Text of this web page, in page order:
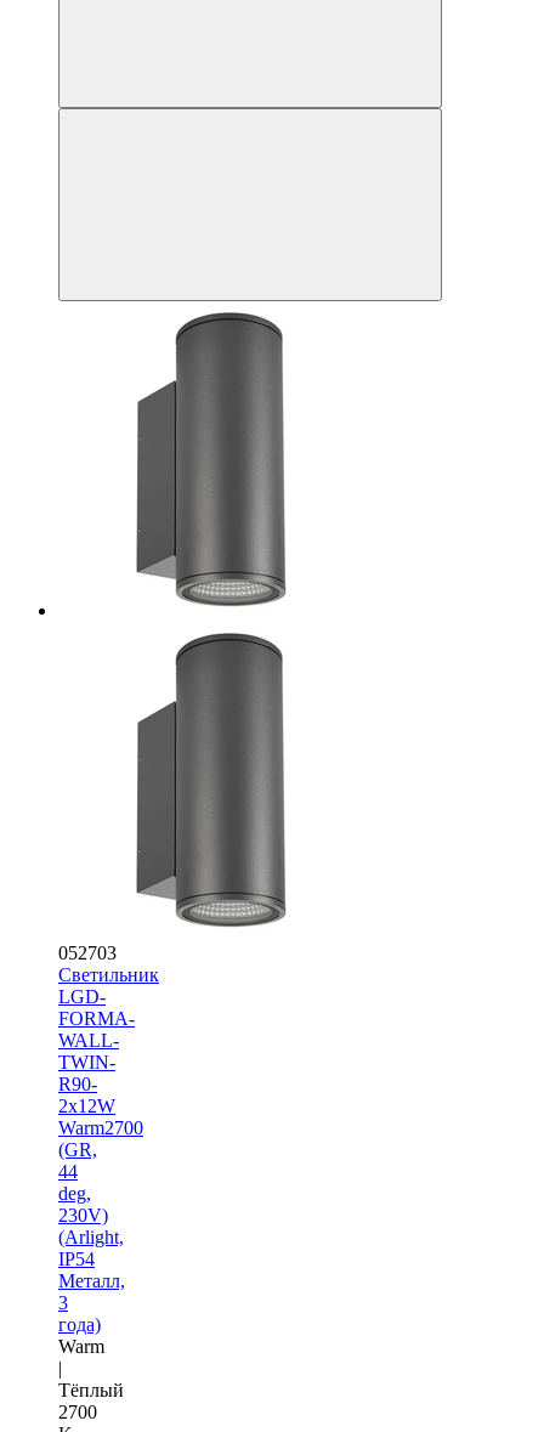
052703
Светильник
LGD-
FORMA-
WALL-
TWIN-
R90-
2x12W
Warm2700
(GR,
44
deg,
230V)
(Arlight,
IP54
Металл,
3
года)
Warm
|
Тёплый
2700